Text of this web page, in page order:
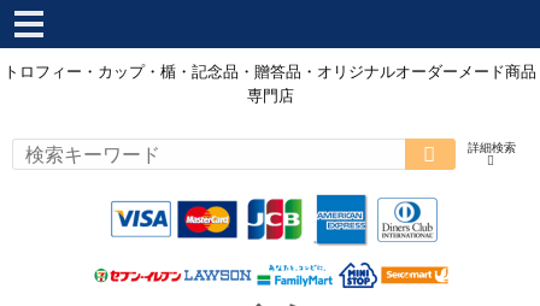
トロフィー・カップ・楯・記念品・贈答品・オリジナルオーダーメード商品
専門店